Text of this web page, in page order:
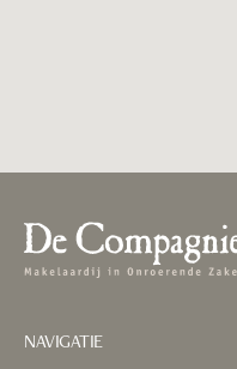
NAVIGATIE